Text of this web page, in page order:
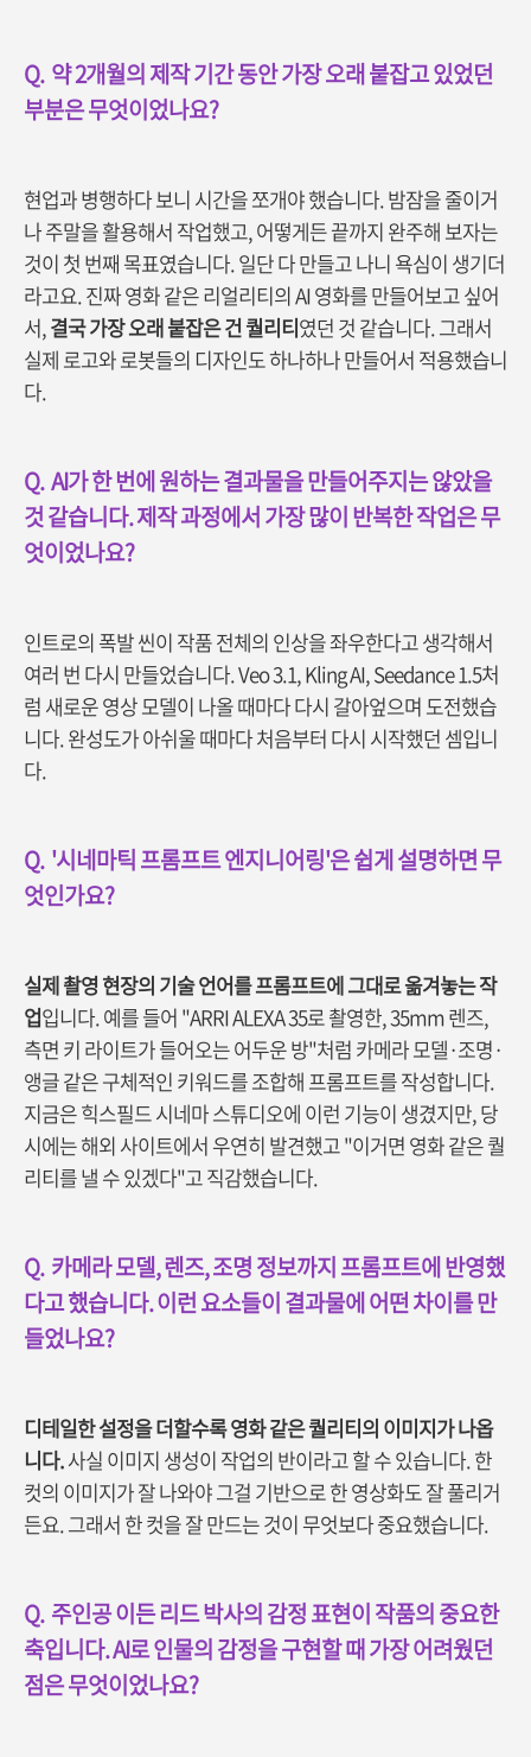
Q. 약 2개월의 제작 기간 동안 가장 오래 붙잡고 있었던
부분은 무엇이었나요?
현업과 병행하다 보니 시간을 쪼개야 했습니다. 밤잠을 줄이거
나 주말을 활용해서 작업했고, 어떻게든 끝까지 완주해 보자는
것이 첫 번째 목표였습니다. 일단 다 만들고 나니 욕심이 생기더
라고요. 진짜 영화 같은 리얼리티의 AI 영화를 만들어보고 싶어
서, 결국 가장 오래 붙잡은 건 퀄리티였던 것 같습니다. 그래서
실제 로고와 로봇들의 디자인도 하나하나 만들어서 적용했습니
다.
Q. AI가 한 번에 원하는 결과물을 만들어주지는 않았을
것 같습니다. 제작 과정에서 가장 많이 반복한 작업은 무
엇이었나요?
인트로의 폭발 씬이 작품 전체의 인상을 좌우한다고 생각해서
여러 번 다시 만들었습니다. Veo 3.1, Kling AI, Seedance 1.5처
럼 새로운 영상 모델이 나올 때마다 다시 갈아엎으며 도전했습
니다. 완성도가 아쉬울 때마다 처음부터 다시 시작했던 셈입니
다.
Q. '시네마틱 프롬프트 엔지니어링'은 쉽게 설명하면 무
엇인가요?
실제 촬영 현장의 기술 언어를 프롬프트에 그대로 옮겨놓는 작
업입니다. 예를 들어 "ARRI ALEXA 35로 촬영한, 35mm 렌즈,
측면 키 라이트가 들어오는 어두운 방"처럼 카메라 모델·조명·
앵글 같은 구체적인 키워드를 조합해 프롬프트를 작성합니다.
지금은 힉스필드 시네마 스튜디오에 이런 기능이 생겼지만, 당
시에는 해외 사이트에서 우연히 발견했고 "이거면 영화 같은 퀄
리티를 낼 수 있겠다"고 직감했습니다.
Q. 카메라 모델, 렌즈, 조명 정보까지 프롬프트에 반영했
다고 했습니다. 이런 요소들이 결과물에 어떤 차이를 만
들었나요?
디테일한 설정을 더할수록 영화 같은 퀄리티의 이미지가 나옵
니다.사실 이미지 생성이 작업의 반이라고 할 수 있습니다. 한
컷의 이미지가 잘 나와야 그걸 기반으로 한 영상화도 잘 풀리거
든요. 그래서 한 컷을 잘 만드는 것이 무엇보다 중요했습니다.
Q. 주인공 이든 리드 박사의 감정 표현이 작품의 중요한
축입니다. AI로 인물의 감정을 구현할 때 가장 어려웠던
점은 무엇이었나요?